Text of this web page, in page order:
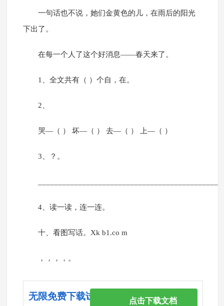
一句话也不说，她们金黄色的儿，在雨后的阳光
下出了。
在每一个人了这个好消息——春天来了。
1、全文共有（ ）个自，在。
2、
哭—（ ） 坏—（ ） 去—（ ） 上—（ ）
3、？。
4、读一读，连一连。
十、看图写话。Xk b1.co m
，，，，。
无限免费下载试卷 点击下载文档